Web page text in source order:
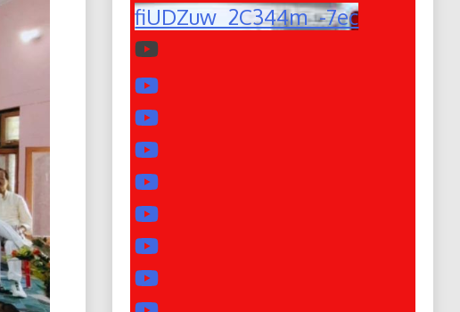
fiUDZuw_2C344m_-7ec